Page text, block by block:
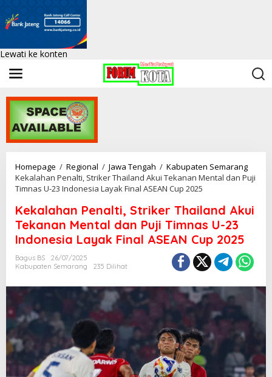
Lewati ke konten
Homepage / Regional / Jawa Tengah / Kabupaten Semarang
Kekalahan Penalti, Striker Thailand Akui Tekanan Mental dan Puji
Timnas U-23 Indonesia Layak Final ASEAN Cup 2025
Kekalahan Penalti, Striker Thailand Akui
Tekanan Mental dan Puji Timnas U-23
Indonesia Layak Final ASEAN Cup 2025
Bagus BS
26/07/2025
Kabupaten Semarang
235 Dilihat